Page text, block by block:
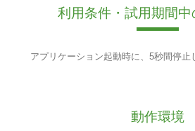
利用条件・試用期間
アプリケーション起動時に、5秒間停止
動作環境